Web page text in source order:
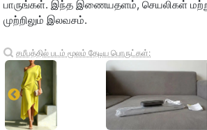
பாருங்கள். இந்த இணையதளம், செயலிகள்
முற்றிலும் இலவசம்.
சமீபத்தில் படம் மூலம் தேடிய பொருட்கள்: